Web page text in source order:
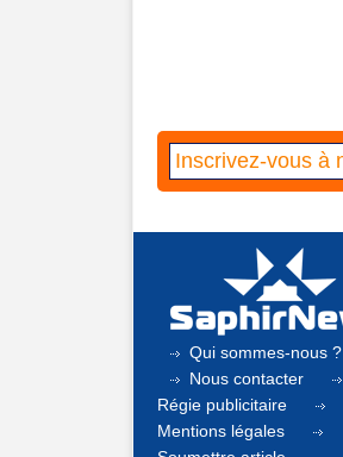
Qui sommes-nous ?
Nous contacter
Régie publicitaire
Mentions légales